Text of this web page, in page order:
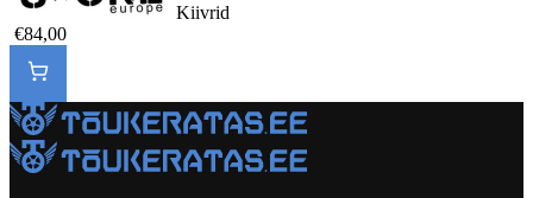
Kiivrid
€84,00